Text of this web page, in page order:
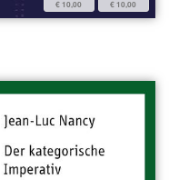
€ 10,00 € 10,00